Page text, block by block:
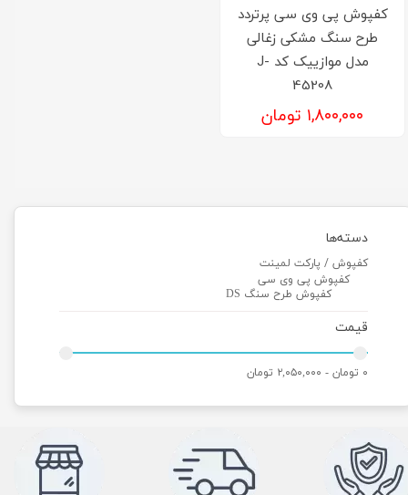
دسته‌ها
کفپوش / پارکت لمینت
کفپوش پی وی سی
کفپوش طرح سنگ DS
قیمت
۰ تومان - ۲,۰۵۰,۰۰۰ تومان
کفپوش‌ پی وی سی پرتردد
طرح سنگ مشکی زغالی
مدل موازییک کد J-
45208
۱,۸۰۰,۰۰۰ تومان